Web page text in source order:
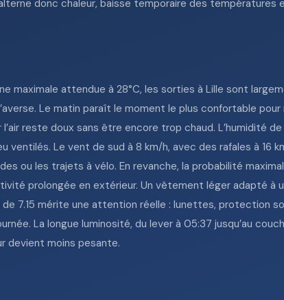
donc chaleur, baisse temporaire des températures
maximale attendue à 28°C, les sorties à Lille sont
Le matin paraît le moment le plus confortable
reste doux sans être encore trop chaud. L’humidité
ventilés. Le vent de sud à 8 km/h, avec des rafales à 16
ou les trajets à vélo. En revanche, la probabilité
prolongée en extérieur. Un vêtement léger adapté à
de 7.15 mérite une attention réelle : lunettes, protection
La longue luminosité, du lever à 05:37 jusqu’au
devient moins pesante.